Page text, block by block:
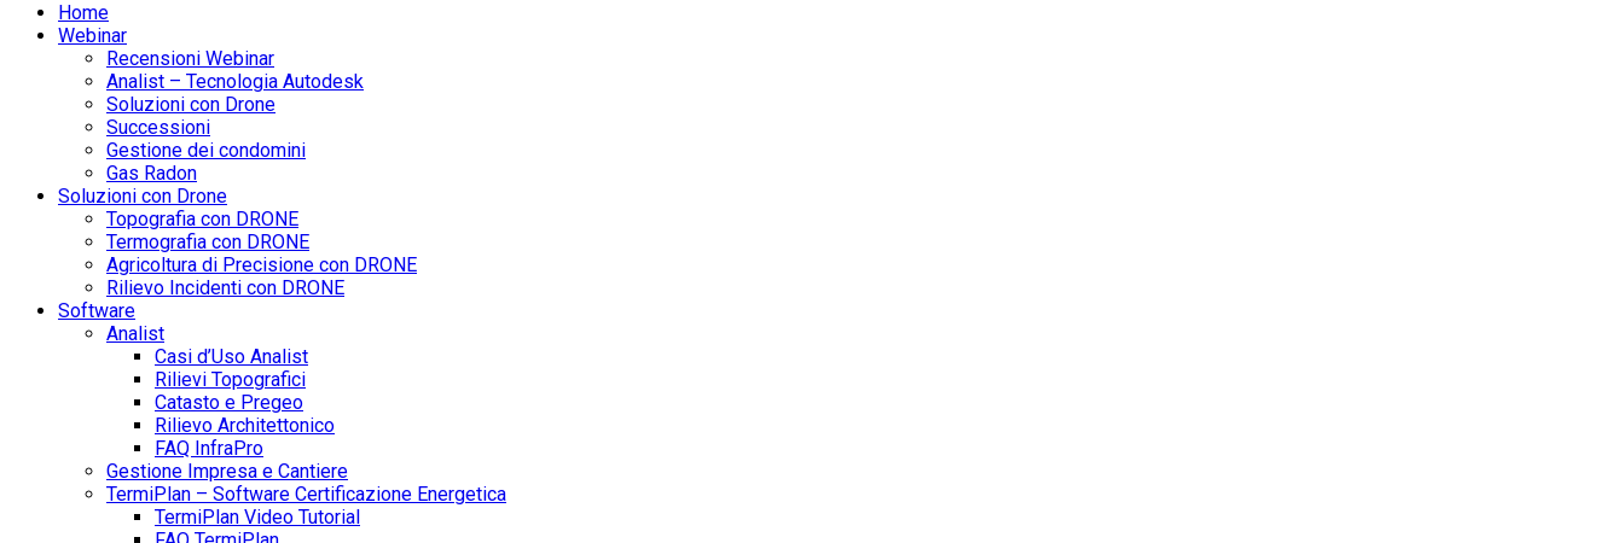
Home
Webinar
Recensioni Webinar
Analist – Tecnologia Autodesk
Soluzioni con Drone
Successioni
Gestione dei condomini
Gas Radon
Soluzioni con Drone
Topografia con DRONE
Termografia con DRONE
Agricoltura di Precisione con DRONE
Rilievo Incidenti con DRONE
Software
Analist
Casi d’Uso Analist
Rilievi Topografici
Catasto e Pregeo
Rilievo Architettonico
FAQ InfraPro
Gestione Impresa e Cantiere
TermiPlan – Software Certificazione Energetica
TermiPlan Video Tutorial